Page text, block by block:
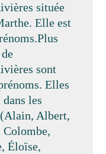
située
Elle est
sont
Elles
les
Albert,
Éloïse,